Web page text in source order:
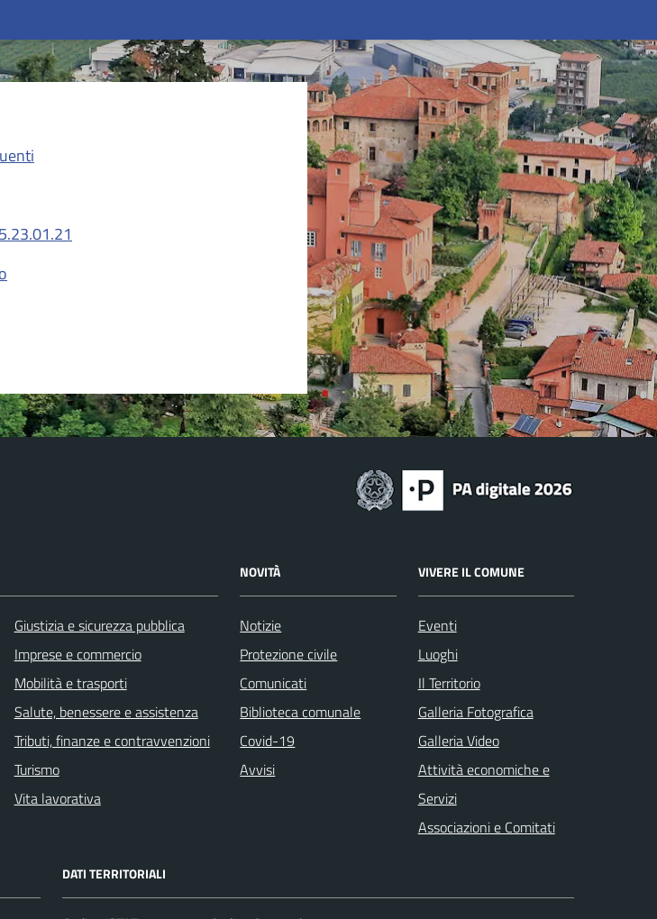
Giustizia e sicurezza pubblica
Imprese e commercio
Mobilità e trasporti
Salute, benessere e assistenza
Tributi, finanze e contravvenzioni
Turismo
Vita lavorativa
NOVITÀ
Notizie
Protezione civile
Comunicati
Biblioteca comunale
Covid-19
Avvisi
VIVERE IL COMUNE
Eventi
Luoghi
Il Territorio
Galleria Fotografica
Galleria Video
Attività economiche e
Servizi
Associazioni e Comitati
DATI TERRITORIALI